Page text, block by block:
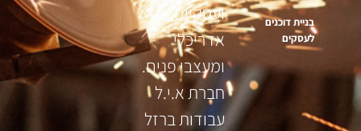
בניית דוכנים
לעסקים
ועסקיים,
אדריכלי
ומעצבי פנים.
חברת א.י.ל
עבודות ברזל